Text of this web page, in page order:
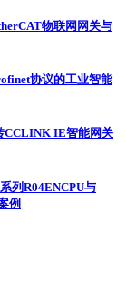
物联网网关与
协议的工业智能
CCLINK IE智能网关
列R04ENCPU与
例